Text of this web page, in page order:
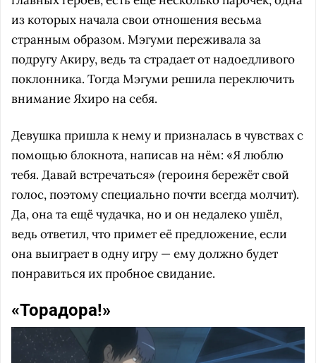
из которых начала свои отношения весьма
странным образом. Мэгуми переживала за
подругу Акиру, ведь та страдает от надоедливого
поклонника. Тогда Мэгуми решила переключить
внимание Яхиро на себя.
Девушка пришла к нему и призналась в чувствах с
помощью блокнота, написав на нём: «Я люблю
тебя. Давай встречаться» (героиня бережёт свой
голос, поэтому специально почти всегда молчит).
Да, она та ещё чудачка, но и он недалеко ушёл,
ведь ответил, что примет её предложение, если
она выиграет в одну игру — ему должно будет
понравиться их пробное свидание.
«Торадора!»